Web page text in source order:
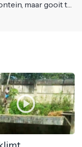
toerist bijna knock-out